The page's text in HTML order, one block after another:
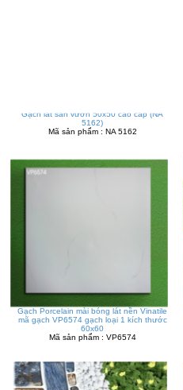
Gạch lát sân vườn 50x50 cao cấp (NA
5162)
Mã sản phẩm : NA 5162
Gạch Porcelain mài bóng lát nền Vinatile
mã gạch VP6574 gạch loại 1 kích thước
60x60
Mã sản phẩm : VP6574